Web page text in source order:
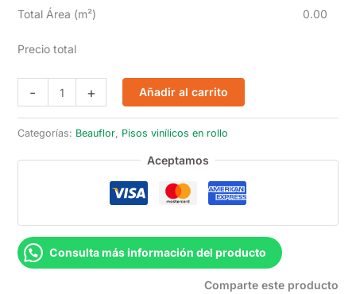
Total Área (m²) 0.00
Precio total
-
Scala
900D
+ Añadir al carrito
Categorías: Beauflor, Pisos vinílicos en rollo
Aceptamos
Consulta más información del producto
Comparte este producto